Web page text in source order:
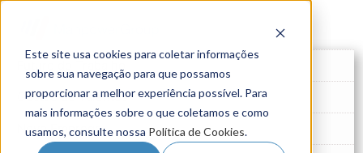
Este site usa cookies para coletar informações
sobre sua navegação para que possamos
proporcionar a melhor experiência possível. Para
mais informações sobre o que coletamos e como
usamos, consulte nossa Política de Cookies.
Gestão de Talentos
Novo Emprego